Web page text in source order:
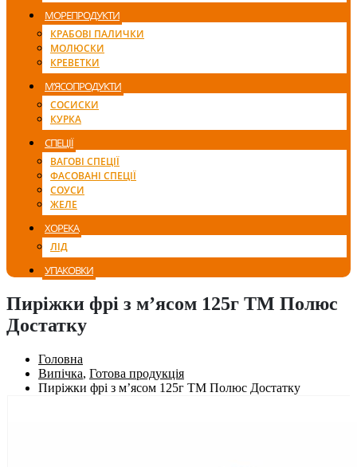
МОРЕПРОДУКТИ
КРАБОВІ ПАЛИЧКИ
МОЛЮСКИ
КРЕВЕТКИ
М’ЯСОПРОДУКТИ
СОСИСКИ
КУРКА
СПЕЦІЇ
ВАГОВІ СПЕЦІЇ
ФАСОВАНІ СПЕЦІЇ
СОУСИ
ЖЕЛЕ
ХОРЕКА
ЛІД
УПАКОВКИ
Пиріжки фрі з м’ясом 125г ТМ Полюс
Достатку
Головна
Випічка, Готова продукція
Пиріжки фрі з м’ясом 125г ТМ Полюс Достатку